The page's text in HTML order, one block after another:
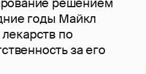
годы Майкл
по
за его